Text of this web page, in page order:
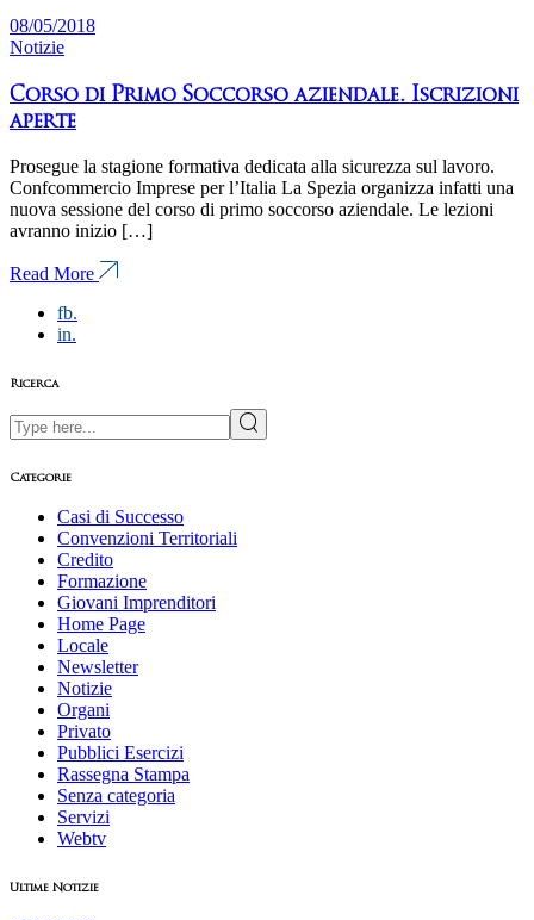
08/05/2018
Notizie
Corso di Primo Soccorso aziendale. Iscrizioni
aperte
Prosegue la stagione formativa dedicata alla sicurezza sul lavoro.
Confcommercio Imprese per l’Italia La Spezia organizza infatti una
nuova sessione del corso di primo soccorso aziendale. Le lezioni
avranno inizio […]
Read More
fb.
in.
Ricerca
Search
Categorie
Casi di Successo
Convenzioni Territoriali
Credito
Formazione
Giovani Imprenditori
Home Page
Locale
Newsletter
Notizie
Organi
Privato
Pubblici Esercizi
Rassegna Stampa
Senza categoria
Servizi
Webtv
Ultime Notizie